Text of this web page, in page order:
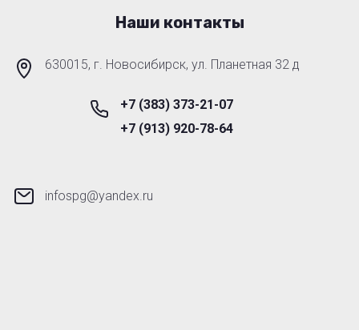
Наши контакты
630015, г. Новосибирск, ул. Планетная 32 д
+7 (383) 373-21-07
+7 (913) 920-78-64
infospg@yandex.ru